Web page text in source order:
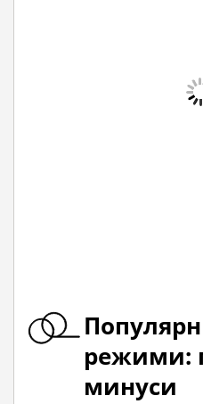
режими:
минуси